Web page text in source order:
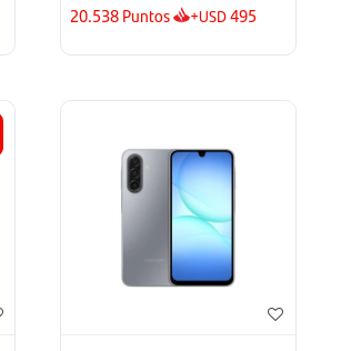
20.538Puntos +USD495